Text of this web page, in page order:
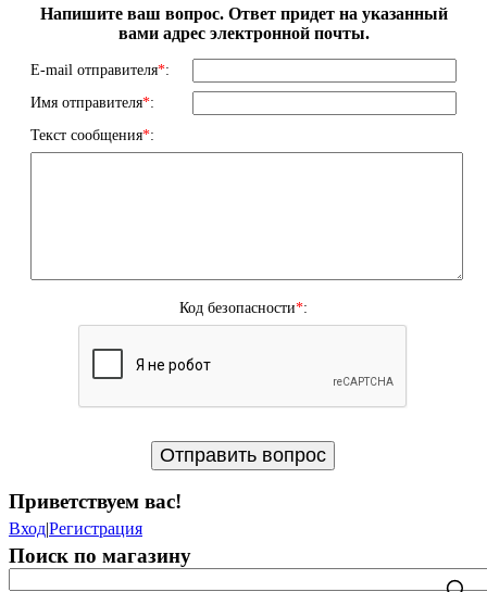
Напишите ваш вопрос. Ответ придет на указанный
вами адрес электронной почты.
E-mail отправителя*:
Имя отправителя*:
Текст сообщения*:
Код безопасности*:
Приветствуем вас!
Вход|Регистрация
Поиск по магазину